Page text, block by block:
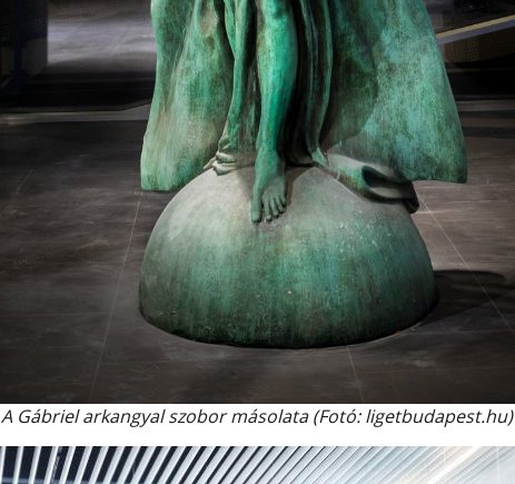
A Gábriel arkangyal szobor másolata (Fotó: ligetbudapest.hu)